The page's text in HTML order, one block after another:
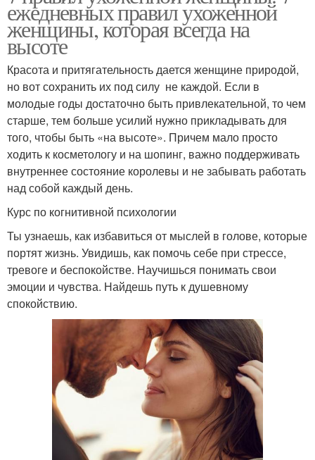
ежедневных правил ухоженной
женщины, которая всегда на
высоте
Красота и притягательность дается женщине природой,
но вот сохранить их под силу не каждой. Если в
молодые годы достаточно быть привлекательной, то чем
старше, тем больше усилий нужно прикладывать для
того, чтобы быть «на высоте». Причем мало просто
ходить к косметологу и на шопинг, важно поддерживать
внутреннее состояние королевы и не забывать работать
над собой каждый день.
Курс по когнитивной психологии
Ты узнаешь, как избавиться от мыслей в голове, которые
портят жизнь. Увидишь, как помочь себе при стрессе,
тревоге и беспокойстве. Научишься понимать свои
эмоции и чувства. Найдешь путь к душевному
спокойствию.